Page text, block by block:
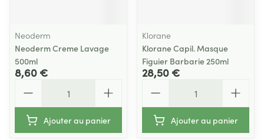
Neoderm
Neoderm Creme Lavage
500ml
8,60 €
Ajouter au panier
Klorane
Klorane Capil. Masque
Figuier Barbarie 250ml
28,50 €
Ajouter au panier